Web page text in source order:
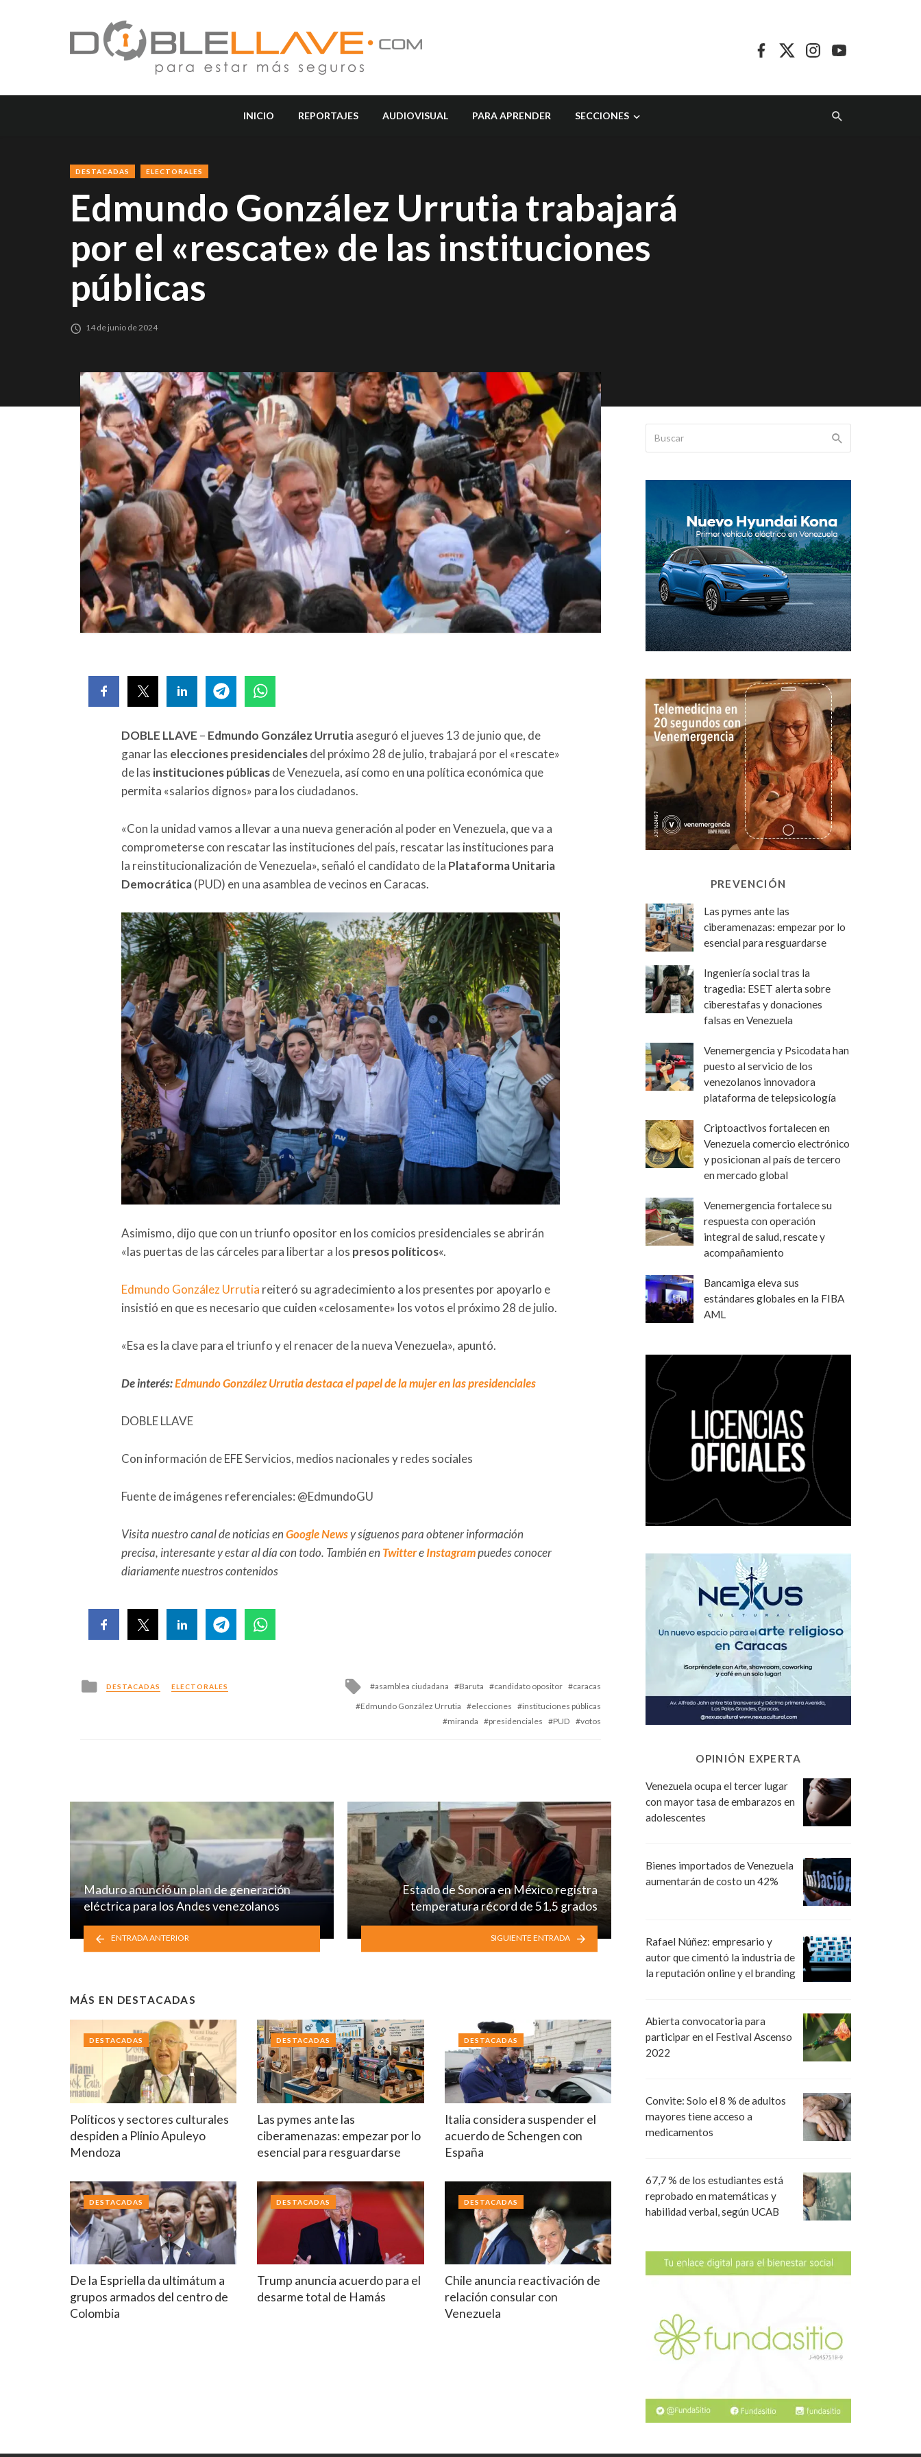
INICIO REPORTAJES AUDIOVISUAL PARA APRENDER SECCIONES
DESTACADAS ELECTORALES
Edmundo González Urrutia trabajará
por el «rescate» de las instituciones
públicas
14 de junio de 2024
DOBLE LLAVE – Edmundo González Urrutia aseguró el jueves 13 de junio que, de
ganar las elecciones presidencialesdel próximo 28 de julio, trabajará por el «rescate»
de las instituciones públicasde Venezuela, así como en una política económica que
permita «salarios dignos» para los ciudadanos.
«Con la unidad vamos a llevar a una nueva generación al poder en Venezuela, que va a
comprometerse con rescatar las instituciones del país, rescatar las instituciones para
la reinstitucionalización de Venezuela», señaló el candidato de la Plataforma Unitaria
Democrática(PUD) en una asamblea de vecinos en Caracas.
Asimismo, dijo que con un triunfo opositor en los comicios presidenciales se abrirán
«las puertas de las cárceles para libertar a los presos políticos«.
Edmundo González Urrutia reiteró su agradecimiento a los presentes por apoyarlo e
insistió en que es necesario que cuiden «celosamente» los votos el próximo 28 de julio.
«Esa es la clave para el triunfo y el renacer de la nueva Venezuela», apuntó.
De interés:Edmundo González Urrutia destaca el papel de la mujer en las presidenciales
DOBLE LLAVE
Con información de EFE Servicios, medios nacionales y redes sociales
Fuente de imágenes referenciales: @EdmundoGU
Visita nuestro canal de noticias enGoogle Newsy síguenos para obtener información
precisa, interesante y estar al día con todo. También en TwittereInstagrampuedes conocer
diariamente nuestros contenidos
Posted
in
DESTACADAS ELECTORALES
Tagged
asamblea ciudadana Baruta candidato opositor
caracas
Edmundo González Urrutia
elecciones
instituciones públicas
miranda
presidenciales PUD votos
Maduro anunció un plan de generación
eléctrica para los Andes venezolanos
ENTRADA ANTERIOR
Estado de Sonora en México registra
temperatura récord de 51,5 grados
SIGUIENTE ENTRADA
MÁS EN DESTACADAS
Políticos y sectores culturales
despiden a Plinio Apuleyo
Mendoza
DESTACADAS
Las pymes ante las
ciberamenazas: empezar por lo
esencial para resguardarse
DESTACADAS
Italia considera suspender el
acuerdo de Schengen con
España
DESTACADAS
De la Espriella da ultimátum a
grupos armados del centro de
Colombia
DESTACADAS
Trump anuncia acuerdo para el
desarme total de Hamás
DESTACADAS
Chile anuncia reactivación de
relación consular con
Venezuela
DESTACADAS
PREVENCIÓN
Las pymes ante las
ciberamenazas: empezar por lo
esencial para resguardarse
Ingeniería social tras la
tragedia: ESET alerta sobre
ciberestafas y donaciones
falsas en Venezuela
Venemergencia y Psicodata han
puesto al servicio de los
venezolanos innovadora
plataforma de telepsicología
Criptoactivos fortalecen en
Venezuela comercio electrónico
y posicionan al país de tercero
en mercado global
Venemergencia fortalece su
respuesta con operación
integral de salud, rescate y
acompañamiento
Bancamiga eleva sus
estándares globales en la FIBA
AML
OPINIÓN EXPERTA
Venezuela ocupa el tercer lugar
con mayor tasa de embarazos en
adolescentes
Bienes importados de Venezuela
aumentarán de costo un 42%
Rafael Núñez: empresario y
autor que cimentó la industria de
la reputación online y el branding
Abierta convocatoria para
participar en el Festival Ascenso
2022
Convite: Solo el 8 % de adultos
mayores tiene acceso a
medicamentos
67,7 % de los estudiantes está
reprobado en matemáticas y
habilidad verbal, según UCAB